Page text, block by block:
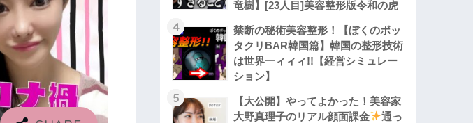
竜樹】[23人目]美容整形版令和の虎
4
禁断の秘術美容整形！【ぼくのボッ
タクリBAR韓国篇】韓国の整形技術
は世界一ィィィ!!【経営シミュレー
ション】
5
【大公開】やってよかった！美容家
大野真理子のリアル顔面課金
通っ